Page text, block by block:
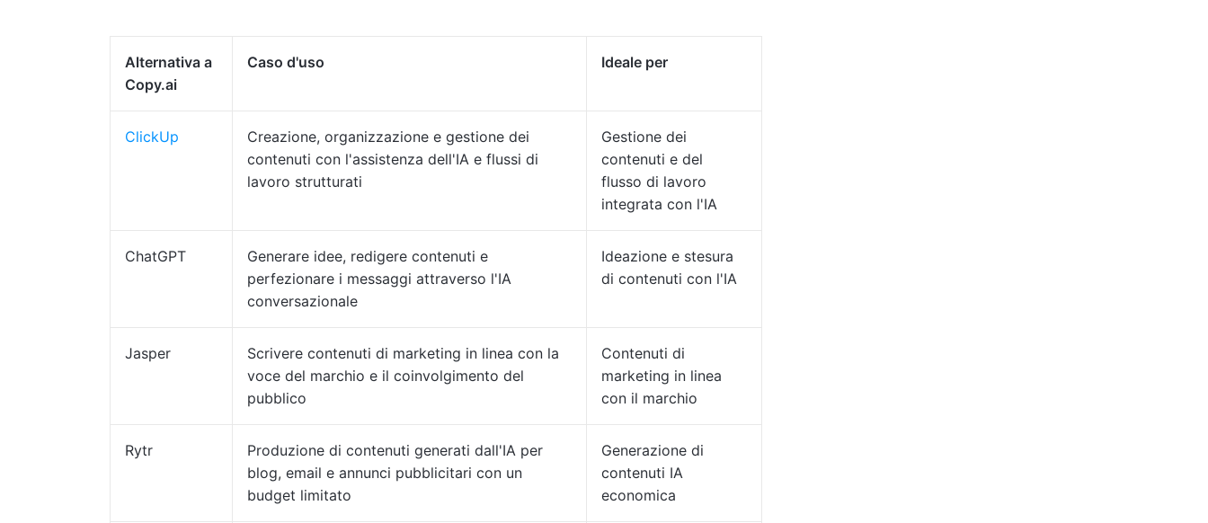
Alternativa a
Copy.ai
Caso d'uso Ideale per
ClickUp
Creazione, organizzazione e gestione dei
contenuti con l'assistenza dell'IA e flussi di
lavoro strutturati
Gestione dei
contenuti e del
flusso di lavoro
integrata con l'IA
ChatGPT
Generare idee, redigere contenuti e
perfezionare i messaggi attraverso l'IA
conversazionale
Ideazione e stesura
di contenuti con l'IA
Jasper
Scrivere contenuti di marketing in linea con la
voce del marchio e il coinvolgimento del
pubblico
Contenuti di
marketing in linea
con il marchio
Rytr
Produzione di contenuti generati dall'IA per
blog, email e annunci pubblicitari con un
budget limitato
Generazione di
contenuti IA
economica